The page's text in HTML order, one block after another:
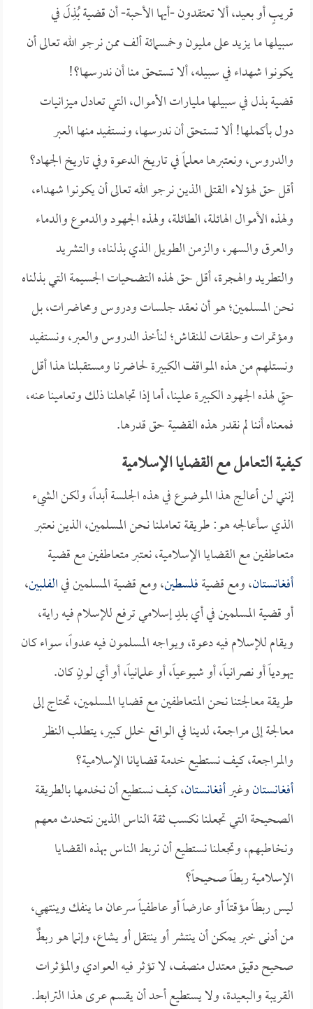
قريبٍ أو بعيد، ألا تعتقدون -أيها الأحبة- أن قضية بُذِلَ في
سبيلها ما يزيد على مليون وخمسمائة ألف ممن نرجو الله تعالى أن
يكونوا شهداء في سبيله، ألا تستحق منا أن ندرسها؟!
قضية بذل في سبيلها مليارات الأموال، التي تعادل ميزانيات
دول بأكملها! ألا تستحق أن ندرسها، ونستفيد منها العبر
والدروس، ونعتبرها معلماً في تاريخ الدعوة وفي تاريخ الجهاد؟
أقل حق لهؤلاء القتلى الذين نرجو الله تعالى أن يكونوا شهداء،
ولهذه الأموال الهائلة، الطائلة، ولهذه الجهود والدموع والدماء
والعرق والسهر، والزمن الطويل الذي بذلناه، والتشريد
والتطريد والهجرة، أقل حق لهذه التضحيات الجسيمة التي بذلناه
نحن المسلمين؛ هو أن نعقد جلسات ودروس ومحاضرات، بل
ومؤتمرات وحلقات للنقاش؛ لنأخذ الدروس والعبر، ونستفيد
ونستلهم من هذه المواقف الكبيرة لحاضرنا ومستقبلنا هذا أقل
حقٍ لهذه الجهود الكبيرة علينا، أما إذا تجاهلنا ذلك وتعامينا عنه،
فمعناه أننا لم نقدر هذه القضية حق قدرها.
كيفية التعامل مع القضايا الإسلامية
إنني لن أعالج هذا الموضوع في هذه الجلسة أبداً، ولكن الشيء
الذي سأعالجه هو: طريقة تعاملنا نحن المسلمين، الذين نعتبر
متعاطفين مع القضايا الإسلامية، نعتبر متعاطفين مع قضية
أفغانستان، ومع قضيةفلسطين، ومع قضية المسلمين فيالفلبين،
أو قضية المسلمين في أي بلدٍ إسلامي ترفع للإسلام فيه راية،
ويقام للإسلام فيه دعوة، ويواجه المسلمون فيه عدواً، سواء كان
يهودياً أو نصرانياً، أو شيوعياً، أو علمانياً، أو أي لونٍ كان.
طريقة معالجتنا نحن المتعاطفين مع قضايا المسلمين، تحتاج إلى
معالجة إلى مراجعة، لدينا في الواقع خلل كبير، يتطلب النظر
والمراجعة، كيف نستطيع خدمة قضايانا الإسلامية؟
أفغانستانوغيرأفغانستان، كيف نستطيع أن نخدمها بالطريقة
الصحيحة التي تجعلنا نكسب ثقة الناس الذين نتحدث معهم
ونخاطبهم، وتجعلنا نستطيع أن نربط الناس بهذه القضايا
الإسلامية ربطاً صحيحاً؟
ليس ربطاً مؤقتاً أو عارضاً أو عاطفياً سرعان ما ينفك وينتهي،
من أدنى خبر يمكن أن ينتشر أو ينتقل أو يشاع، وإنما هو ربطٌ
صحيح دقيق معتدل منصف، لا تؤثر فيه العوادي والمؤثرات
القريبة والبعيدة، ولا يستطيع أحد أن يقسم عرى هذا الترابط.